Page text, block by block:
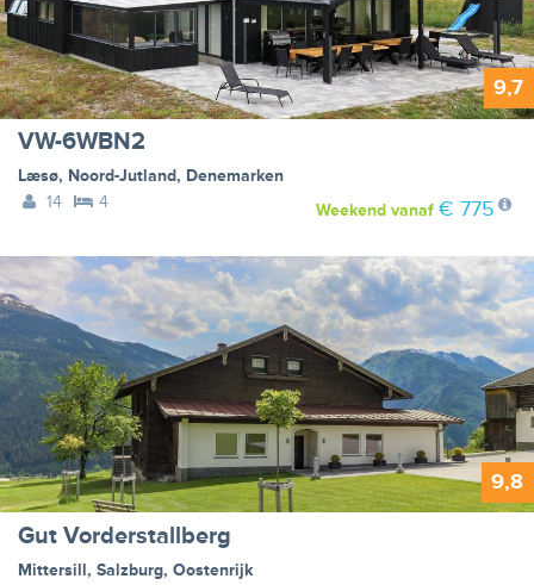
9,7
VW-6WBN2
Læsø, Noord-Jutland, Denemarken
14
4 Weekendvanaf € 775
9,8
Gut Vorderstallberg
Mittersill, Salzburg, Oostenrijk